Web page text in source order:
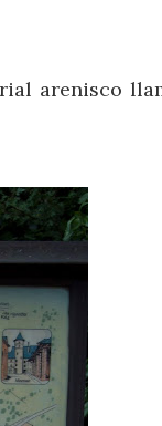
arenisco